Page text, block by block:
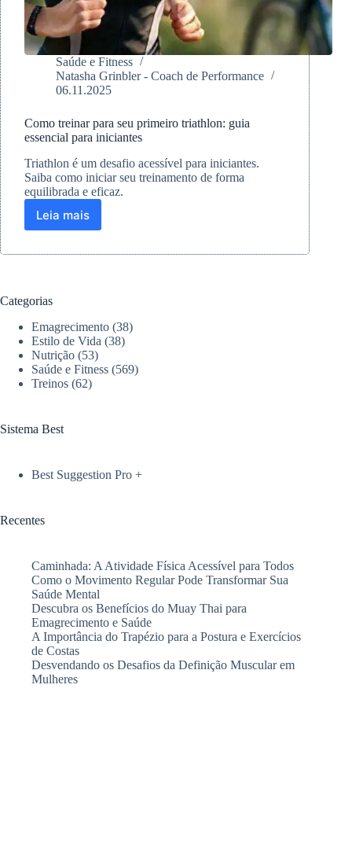
Saúde e Fitness
Natasha Grinbler - Coach de Performance
06.11.2025
Como treinar para seu primeiro triathlon: guia
essencial para iniciantes
Triathlon é um desafio acessível para iniciantes.
Saiba como iniciar seu treinamento de forma
equilibrada e eficaz.
Leia mais
Como
para
essencial
para
iniciantes
Categorias
Emagrecimento (38)
Estilo de Vida (38)
Nutrição (53)
Saúde e Fitness (569)
Treinos (62)
Sistema Best
Best Suggestion Pro +
Recentes
Caminhada: A Atividade Física Acessível para Todos
Como o Movimento Regular Pode Transformar Sua
Saúde Mental
Descubra os Benefícios do Muay Thai para
Emagrecimento e Saúde
A Importância do Trapézio para a Postura e Exercícios
de Costas
Desvendando os Desafios da Definição Muscular em
Mulheres